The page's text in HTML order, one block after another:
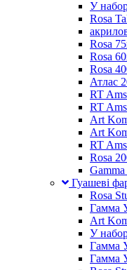
У
Rosa
Rosa
Rosa
Rosa
Атлас
RT
RT
Art
Art
RT
Rosa
Гуашеві
Rosa
Гамма
Art
У
Гамма
Гамма